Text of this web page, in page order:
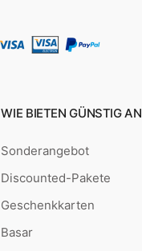
WIE BIETEN GÜNSTIG AN
Sonderangebot
Discounted-Pakete
Geschenkkarten
Basar